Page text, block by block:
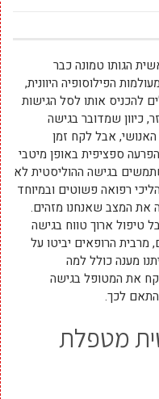
הגותו טמונה כבר
הפילוסופיה היוונית,
להכניס אותו לסל הגישות
כיוון שמדובר בגישה
האנושי, אבל לקח זמן
ספציפית באופן מיטבי
בגישה ההוליסטית לא
רפואה פשוטים ובמיוחד
את המצב שאנחנו מזהים.
טיפול ארוך טווח בגישה
מרבית הרופאים יביטו על
מענה כולל למה
את המטופל בגישה
לכך.
מטפלת